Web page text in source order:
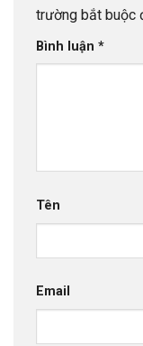
trường bắt buộc
Bình luận *
Tên
Email